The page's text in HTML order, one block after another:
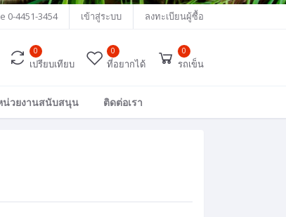
0-4451-3454 เข้าสู่ระบบ ลงทะเบียนผู้ซื้อ
0
เปรียบเทียบ
0
ที่อยากได้
0
รถเข็น
น่วยงานสนับสนุน ติดต่อเรา